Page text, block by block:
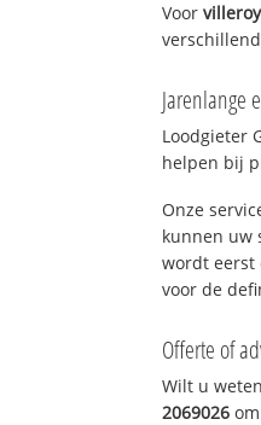
Voor
Jarenlange
Loodgieter
helpen bij
Onze
kunnen uw
wordt eerst
voor de
Offerte of
Wilt u
2069026